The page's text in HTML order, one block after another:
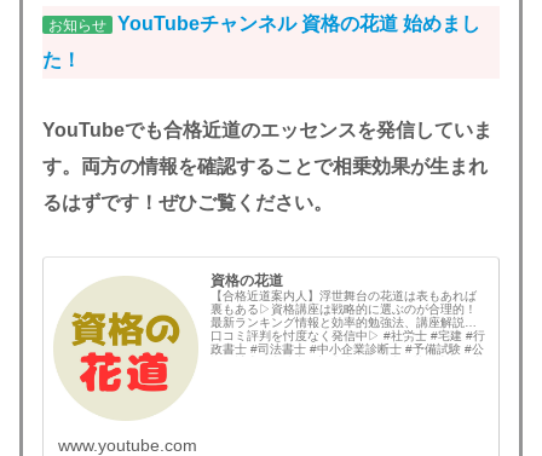
お知らせ YouTubeチャンネル 資格の花道 始めまし
た！
YouTubeでも合格近道のエッセンスを発信していま
す。両方の情報を確認することで相乗効果が生まれ
るはずです！ぜひご覧ください。
資格の花道
【合格近道案内人】浮世舞台の花道は表もあれば
裏もある▷資格講座は戦略的に選ぶのが合理的！
最新ランキング情報と効率的勉強法、講座解説と
口コミ評判を忖度なく発信中▷ #社労士 #宅建 #行
政書士 #司法書士 #中小企業診断士 #予備試験 #公
www.youtube.com